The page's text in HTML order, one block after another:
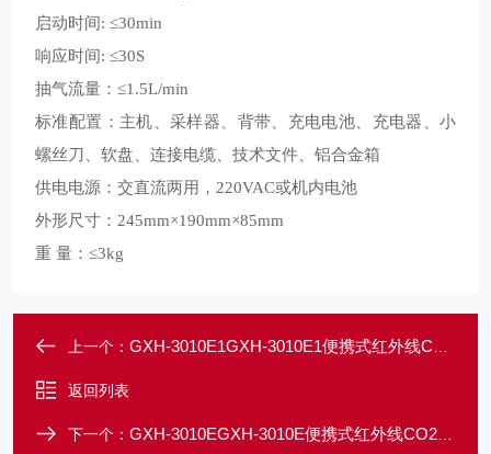
启动时间: ≤30min
响应时间: ≤30S
抽气流量： ≤1.5L/min
标准配置：主机、采样器、背带、充电电池、充电器、小
螺丝刀、软盘、连接电缆、技术文件、铝合金箱
供电电源：交直流两用， 220VAC或机内电池
外形尺寸： 245mm×190mm×85mm
重 量： ≤3kg
上一个： GXH-3010E1GXH-3010E1便携式红外线CO2分析仪
返回列表
下一个： GXH-3010EGXH-3010E便携式红外线CO2分析仪